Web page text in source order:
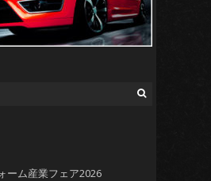
ーム産業フェア2026